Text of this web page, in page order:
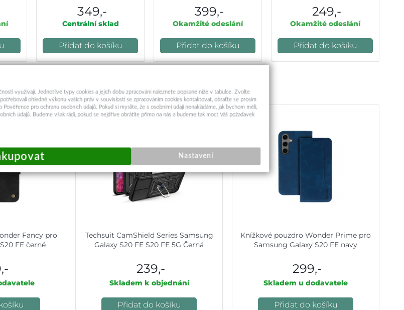
349,-
Centrální sklad
Přidat do košíku
399,-
Okamžité odeslání
Přidat do košíku
249,-
Okamžité odeslání
Přidat do košíku
Fancy pro
FE černé
Techsuit CamShield Series Samsung
Galaxy S20 FE S20 FE 5G Černá
239,-
Skladem k objednání
Přidat do košíku
Knížkové pouzdro Wonder Prime pro
Samsung Galaxy S20 FE navy
299,-
Skladem u dodavatele
Přidat do košíku
využívají. Jednotlivé typy cookies a jejich dobu zpracování naleznete popsané níže v tabulce. Zvolte
ohledně výkonu vašich práv v souvislosti se zpracováním cookies kontaktovat, obraťte se prosím
pro ochranu osobních údajů. Pokud si myslíte, že s osobními údaji nenakládáme, jak bychom měli,
údajů. Budeme však rádi, pokud se nejdříve obrátíte přímo na nás a budeme tak moct Váš požadavek
Nastavení